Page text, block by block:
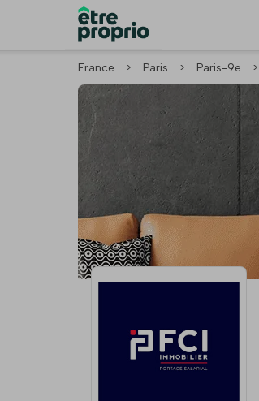
France > Paris > Paris-9e >